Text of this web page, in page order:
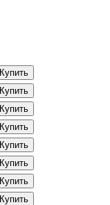
Купить
Купить
Купить
Купить
Купить
Купить
Купить
Купить